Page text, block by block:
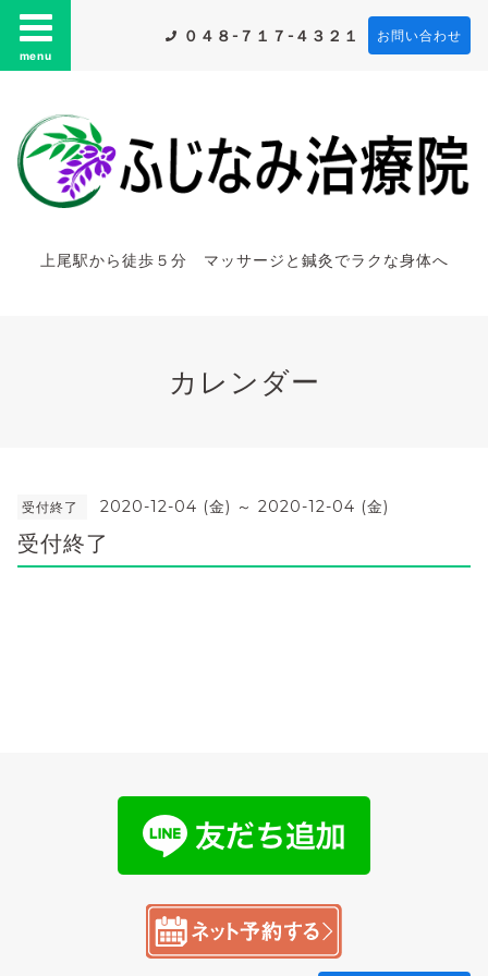
menu
０４８-７１７-４３２１ お問い合わせ
上尾駅から徒歩５分 マッサージと鍼灸でラクな身体へ
カレンダー
受付終了 2020-12-04 (金) ～ 2020-12-04 (金)
受付終了